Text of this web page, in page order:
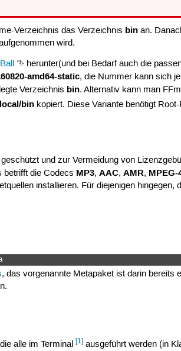
Verzeichnis das Verzeichnis bin an.
wird.
⮷ herunter(und bei Bedarf auch die
amd64-static, die Nummer kann sich
Verzeichnis bin. Alternativ kann man
bin kopiert. Diese Variante benötigt
und zur Vermeidung von
betrifft die Codecs MP3,AAC,AMR, MPEG-
installieren. Für diejenigen
, das vorgenannte Metapaket ist darin bereits
alle im Terminal[1] ausgeführt werden (in